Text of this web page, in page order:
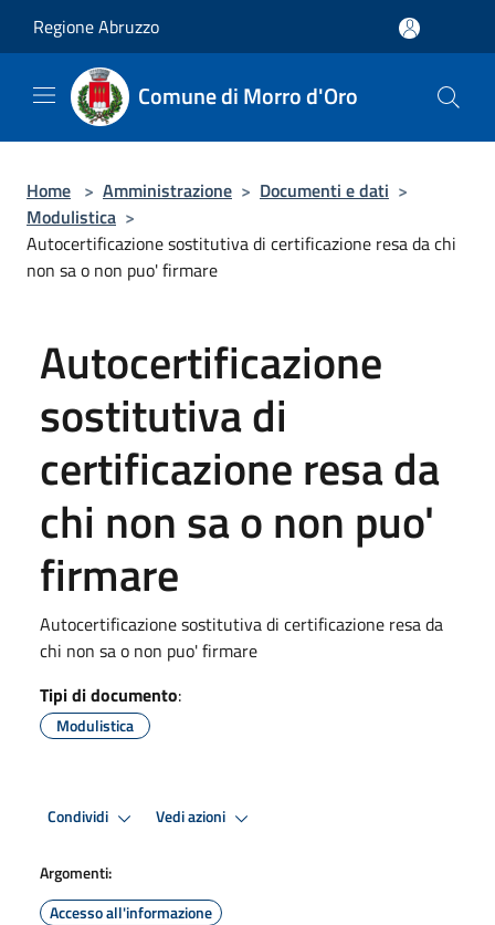
Regione Abruzzo
Comune di Morro d'Oro
Home > Amministrazione > Documenti e dati >
Modulistica >
Autocertificazione sostitutiva di certificazione resa da chi
non sa o non puo' firmare
Autocertificazione
sostitutiva di
certificazione resa da
chi non sa o non puo'
firmare
Autocertificazione sostitutiva di certificazione resa da
chi non sa o non puo' firmare
Tipi di documento:
Modulistica
Condividi Vedi azioni
Argomenti:
Accesso all'informazione